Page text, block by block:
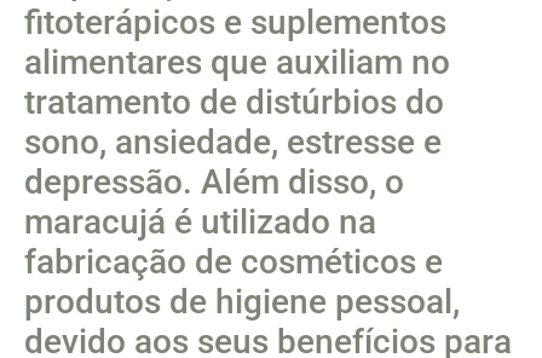
fitoterápicos e suplementos
alimentares que auxiliam no
tratamento de distúrbios do
sono, ansiedade, estresse e
depressão. Além disso, o
maracujá é utilizado na
fabricação de cosméticos e
produtos de higiene pessoal,
devido aos seus benefícios para